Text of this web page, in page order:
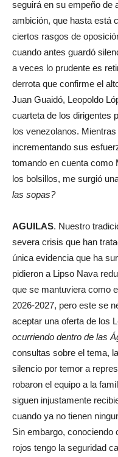
seguirá en su empeño de
ambición, que hasta está
ciertos rasgos de
cuando antes guardó
a veces lo prudente es
derrota que confirme el
Juan Guaidó, Leopoldo
cuarteta de los dirigentes
los venezolanos.
incrementando sus
tomando en cuenta como
los bolsillos, me surgió
las sopas?
AGUILAS. Nuestro
severa crisis que han
única evidencia que ha
pidieron a Lipso Nava
que se mantuviera como
2026-2027, pero este se
aceptar una oferta de los
ocurriendo dentro de las
consultas sobre el tema,
silencio por temor a
robaron el equipo a la
siguen injustamente
cuando ya no tienen
Sin embargo, conociendo
rojos tengo la seguridad